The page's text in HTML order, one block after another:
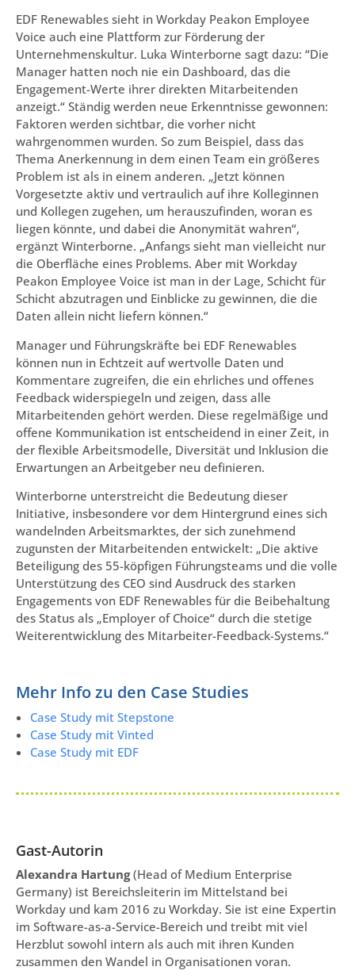
EDF Renewables sieht in Workday Peakon Employee
Voice auch eine Plattform zur Förderung der
Unternehmenskultur. Luka Winterborne sagt dazu: “Die
Manager hatten noch nie ein Dashboard, das die
Engagement-Werte ihrer direkten Mitarbeitenden
anzeigt.“ Ständig werden neue Erkenntnisse gewonnen:
Faktoren werden sichtbar, die vorher nicht
wahrgenommen wurden. So zum Beispiel, dass das
Thema Anerkennung in dem einen Team ein größeres
Problem ist als in einem anderen. „Jetzt können
Vorgesetzte aktiv und vertraulich auf ihre Kolleginnen
und Kollegen zugehen, um herauszufinden, woran es
liegen könnte, und dabei die Anonymität wahren“,
ergänzt Winterborne. „Anfangs sieht man vielleicht nur
die Oberfläche eines Problems. Aber mit Workday
Peakon Employee Voice ist man in der Lage, Schicht für
Schicht abzutragen und Einblicke zu gewinnen, die die
Daten allein nicht liefern können.“
Manager und Führungskräfte bei EDF Renewables
können nun in Echtzeit auf wertvolle Daten und
Kommentare zugreifen, die ein ehrliches und offenes
Feedback widerspiegeln und zeigen, dass alle
Mitarbeitenden gehört werden. Diese regelmäßige und
offene Kommunikation ist entscheidend in einer Zeit, in
der flexible Arbeitsmodelle, Diversität und Inklusion die
Erwartungen an Arbeitgeber neu definieren.
Winterborne unterstreicht die Bedeutung dieser
Initiative, insbesondere vor dem Hintergrund eines sich
wandelnden Arbeitsmarktes, der sich zunehmend
zugunsten der Mitarbeitenden entwickelt: „Die aktive
Beteiligung des 55-köpfigen Führungsteams und die volle
Unterstützung des CEO sind Ausdruck des starken
Engagements von EDF Renewables für die Beibehaltung
des Status als „Employer of Choice“ durch die stetige
Weiterentwicklung des Mitarbeiter-Feedback-Systems.“
Mehr Info zu den Case Studies
Case Study mit Stepstone
Case Study mit Vinted
Case Study mit EDF
Gast-Autorin
Alexandra Hartung(Head of Medium Enterprise
Germany) ist Bereichsleiterin im Mittelstand bei
Workday und kam 2016 zu Workday. Sie ist eine Expertin
im Software-as-a-Service-Bereich und treibt mit viel
Herzblut sowohl intern als auch mit ihren Kunden
zusammen den Wandel in Organisationen voran.